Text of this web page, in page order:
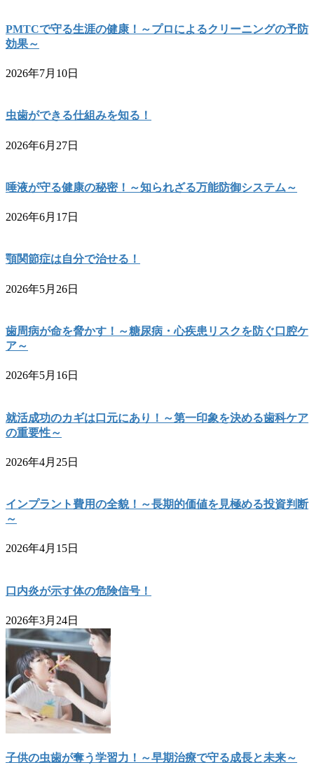
PMTCで守る生涯の健康！～プロによるクリーニングの予防
効果～
2026年7月10日
虫歯ができる仕組みを知る！
2026年6月27日
唾液が守る健康の秘密！～知られざる万能防御システム～
2026年6月17日
顎関節症は自分で治せる！
2026年5月26日
歯周病が命を脅かす！～糖尿病・心疾患リスクを防ぐ口腔ケ
ア～
2026年5月16日
就活成功のカギは口元にあり！～第一印象を決める歯科ケア
の重要性～
2026年4月25日
インプラント費用の全貌！～長期的価値を見極める投資判断
～
2026年4月15日
口内炎が示す体の危険信号！
2026年3月24日
子供の虫歯が奪う学習力！～早期治療で守る成長と未来～